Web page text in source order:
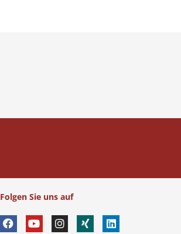
Folgen Sie uns auf
F
a
Y
o
I
n
X
i
L
i